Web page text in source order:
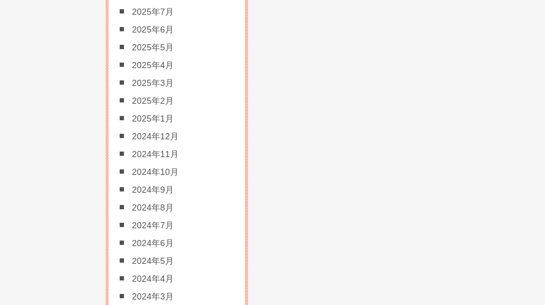
2025年7月
2025年6月
2025年5月
2025年4月
2025年3月
2025年2月
2025年1月
2024年12月
2024年11月
2024年10月
2024年9月
2024年8月
2024年7月
2024年6月
2024年5月
2024年4月
2024年3月